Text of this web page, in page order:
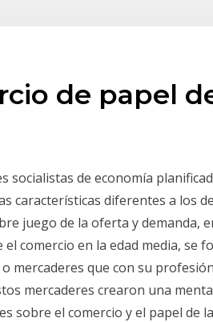
de papel
socialistas de economía
características diferentes a los
juego de la oferta y demanda,
comercio en la edad media, se
mercaderes que con su
mercaderes crearon una
sobre el comercio y el papel de